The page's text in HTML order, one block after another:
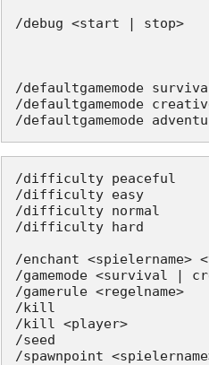
/debug <start | stop>	                     - Startet oder deaktiviert den Debug-Modus. Ihr erhaltet Informationen über
/defaultgamemode
/defaultgamemode
/difficulty peaceful
/difficulty easy
/difficulty normal
/difficulty hard
/enchant
/gamemode <survival |
/gamerule
/kill
/kill <player>
/seed
/spawnpoint